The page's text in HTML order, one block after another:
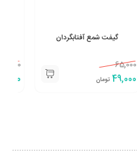
گیفت شمع آفتابگردان
65,000
49,000 تومان